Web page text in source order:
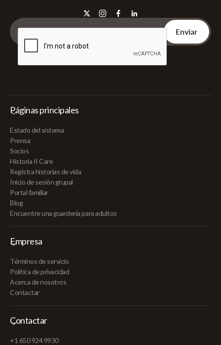
Páginas principales
Estado del sistema
Prensa
Socios
Historia II Care
Registra historias de vida
Inicio de sesión grupal
Portal familiar
Blog
Encuentre una guardería para adultos
Empresa
Términos de servicio
Política de privacidad
Acerca de nosotros
Contactar
Contactar
+1 650 924 9930